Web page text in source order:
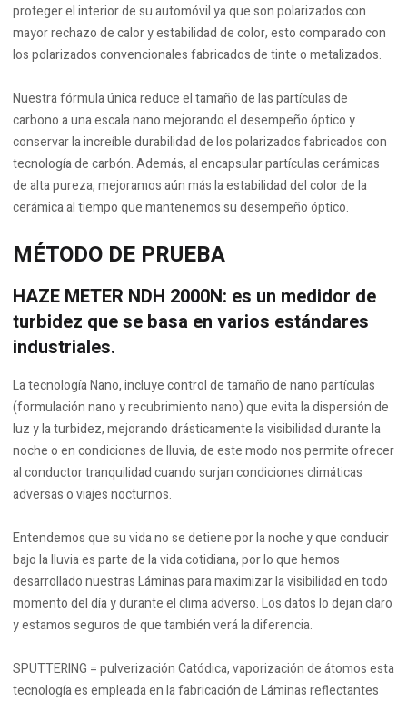
proteger el interior de su automóvil ya que son polarizados con
mayor rechazo de calor y estabilidad de color, esto comparado con
los polarizados convencionales fabricados de tinte o metalizados.
Nuestra fórmula única reduce el tamaño de las partículas de
carbono a una escala nano mejorando el desempeño óptico y
conservar la increíble durabilidad de los polarizados fabricados con
tecnología de carbón. Además, al encapsular partículas cerámicas
de alta pureza, mejoramos aún más la estabilidad del color de la
cerámica al tiempo que mantenemos su desempeño óptico.
MÉTODO DE PRUEBA
HAZE METER NDH 2000N: es un medidor de
turbidez que se basa en varios estándares
industriales.
La tecnología Nano, incluye control de tamaño de nano partículas
(formulación nano y recubrimiento nano) que evita la dispersión de
luz y la turbidez, mejorando drásticamente la visibilidad durante la
noche o en condiciones de lluvia, de este modo nos permite ofrecer
al conductor tranquilidad cuando surjan condiciones climáticas
adversas o viajes nocturnos.
Entendemos que su vida no se detiene por la noche y que conducir
bajo la lluvia es parte de la vida cotidiana, por lo que hemos
desarrollado nuestras Láminas para maximizar la visibilidad en todo
momento del día y durante el clima adverso. Los datos lo dejan claro
y estamos seguros de que también verá la diferencia.
SPUTTERING = pulverización Catódica, vaporización de átomos esta
tecnología es empleada en la fabricación de Láminas reflectantes